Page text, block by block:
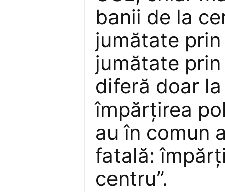
banii de la
jumătate
jumătate
diferă doar
împărţirea
au în comun
fatală:
centru”.